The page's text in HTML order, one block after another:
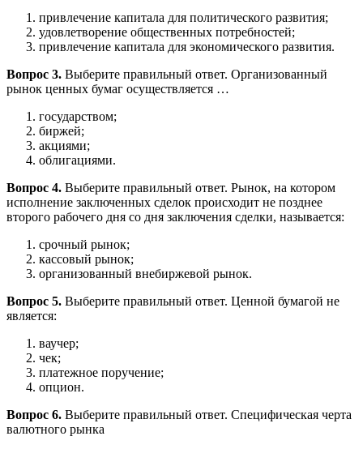
привлечение капитала для политического развития;
удовлетворение общественных потребностей;
привлечение капитала для экономического развития.
Вопрос 3. Выберите правильный ответ. Организованный
рынок ценных бумаг осуществляется …
государством;
биржей;
акциями;
облигациями.
Вопрос 4. Выберите правильный ответ. Рынок, на котором
исполнение заключенных сделок происходит не позднее
второго рабочего дня со дня заключения сделки, называется:
срочный рынок;
кассовый рынок;
организованный внебиржевой рынок.
Вопрос 5. Выберите правильный ответ. Ценной бумагой не
является:
ваучер;
чек;
платежное поручение;
опцион.
Вопрос 6. Выберите правильный ответ. Специфическая черта
валютного рынка